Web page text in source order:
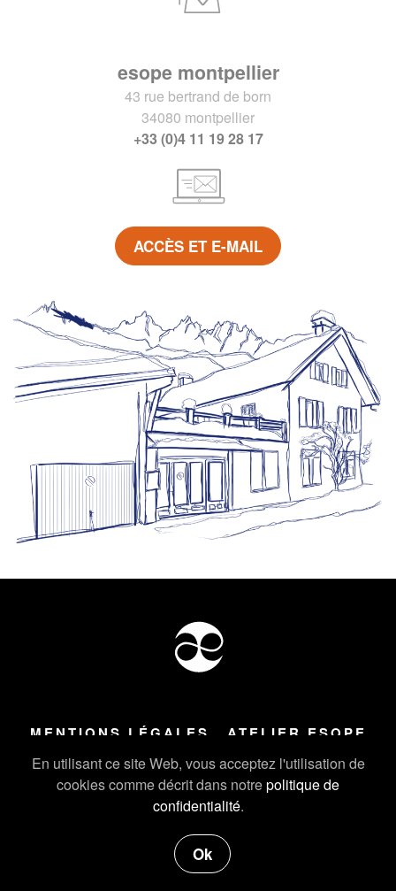
En utilisant ce site Web, vous acceptez l'utilisation de
cookies comme décrit dans notrepolitique de
confidentialité.
Ok
esope montpellier
43 rue bertrand de born
34080 montpellier
+33 (0)4 11 19 28 17
ACCÈS ET E-MAIL
MENTIONS LÉGALES ATELIER ESOPE